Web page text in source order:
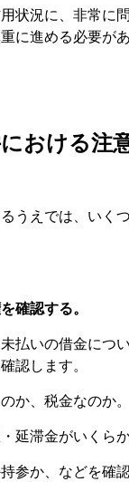
状況に、非常に
に進める必要があ
おける注
うえでは、いく
確認する。
払いの借金につ
認します。
か、税金なのか。
延滞金がいくらか
参か、などを確認